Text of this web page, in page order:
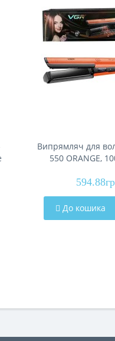
Випрямляч для
550 ORANGE,
display
До кошика